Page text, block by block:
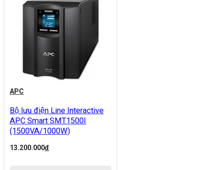
APC
Bộ lưu điện Line Interactive
APC Smart SMT1500I
(1500VA/1000W)
13.200.000đ